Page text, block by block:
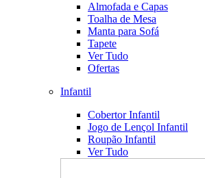
Almofada e Capas
Toalha de Mesa
Manta para Sofá
Tapete
Ver Tudo
Ofertas
Infantil
Cobertor Infantil
Jogo de Lençol Infantil
Roupão Infantil
Ver Tudo